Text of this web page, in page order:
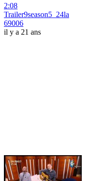
2:08
Trailer9season5_24la
69006
il y a 21 ans